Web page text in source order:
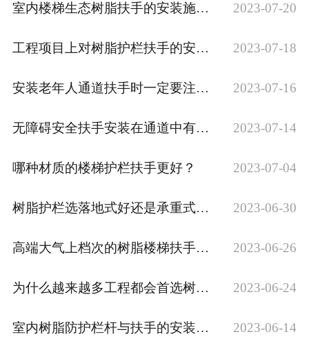
室内楼梯生态树脂扶手的安装施工技术 2023-07-20
工程项目上对树脂护栏扶手的安装质量要求 2023-07-18
安装老年人通道扶手时一定要注意的几点问题 2023-07-16
无障碍安全扶手安装在通道中有什么作用？ 2023-07-14
哪种材质的楼梯护栏扶手更好？ 2023-07-04
树脂护栏选落地式好还是承重式好？ 2023-06-30
高端大气上档次的树脂楼梯扶手，你值得拥有！ 2023-06-26
为什么越来越多工程都会首选树脂护栏扶手？ 2023-06-24
室内树脂防护栏杆与扶手的安装步骤 2023-06-14